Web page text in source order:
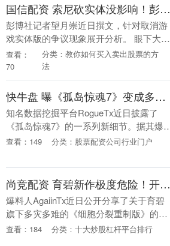
国信配资 索尼砍实体没影响！彭博社锐评：苹果也干过 啥事没有
彭博社记者望月崇近日撰文，针对取消游
戏实体版的争议现象展开分析。 眼下大批
游戏爱好者对索尼停用实体光盘的举措颇
有抵触，望月崇以过往产品调整作为参
照：当年iPho....
查看：
70
分类：教你如何买入卖出股票的方
法
快牛盘 曝《孤岛惊魂7》变成多人搜打撤！武器耐久回归
知名数据挖掘平台RogueTx近日披露了
《孤岛惊魂7》的一系列新细节。据其爆
料，这款经典射击游戏系列的新作或将迎
离射击模....
查看：149 分类：股票配资公司行业门户
尚竞配资 育碧新作极度危险！开发不稳定 大量情报曝光
爆料人AgaiinTx近日公开分享了关于育碧
旗下多灾多难的《细胞分裂重制版》的最
新消息，让外界得以一窥这款潜行重制大
查看：184 分类：十大炒股杠杆平台排行